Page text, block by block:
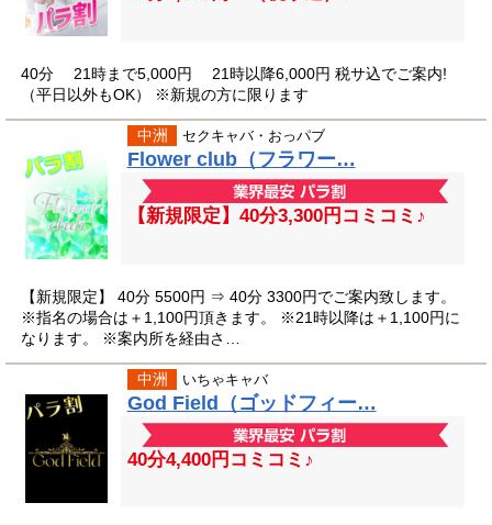
40分 21時まで5,000円 21時以降6,000円 税サ込でご案内!
（平日以外もOK） ※新規の方に限ります
中洲 セクキャバ・おっパブ
Flower club（フラワー…
【新規限定】40分3,300円コミコミ♪
【新規限定】 40分 5500円 ⇒ 40分 3300円でご案内致します。
※指名の場合は＋1,100円頂きます。 ※21時以降は＋1,100円に
なります。 ※案内所を経由さ…
中洲 いちゃキャバ
God Field（ゴッドフィー…
40分4,400円コミコミ♪